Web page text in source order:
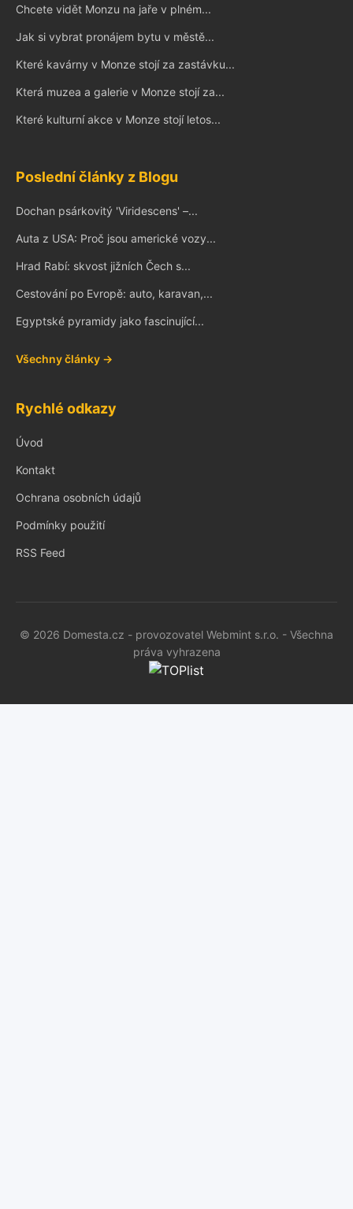
Chcete vidět Monzu na jaře v plném...
Jak si vybrat pronájem bytu v městě...
Které kavárny v Monze stojí za zastávku...
Která muzea a galerie v Monze stojí za...
Které kulturní akce v Monze stojí letos...
Poslední články z Blogu
Dochan psárkovitý 'Viridescens' –...
Auta z USA: Proč jsou americké vozy...
Hrad Rabí: skvost jižních Čech s...
Cestování po Evropě: auto, karavan,...
Egyptské pyramidy jako fascinující...
Všechny články →
Rychlé odkazy
Úvod
Kontakt
Ochrana osobních údajů
Podmínky použití
RSS Feed
© 2026 Domesta.cz - provozovatel Webmint s.r.o. - Všechna
práva vyhrazena